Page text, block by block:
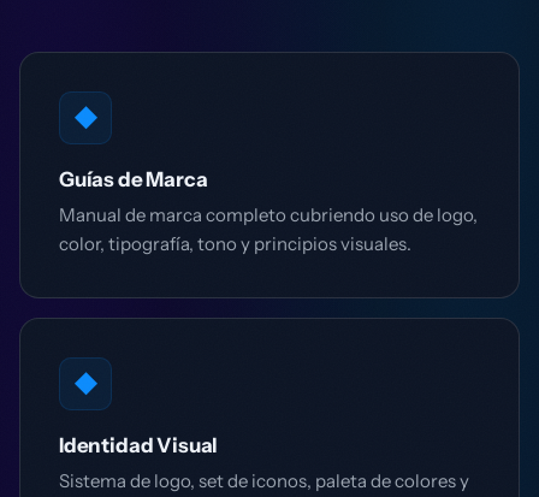
◆
Guías de Marca
Manual de marca completo cubriendo uso de logo,
color, tipografía, tono y principios visuales.
◆
Identidad Visual
Sistema de logo, set de iconos, paleta de colores y